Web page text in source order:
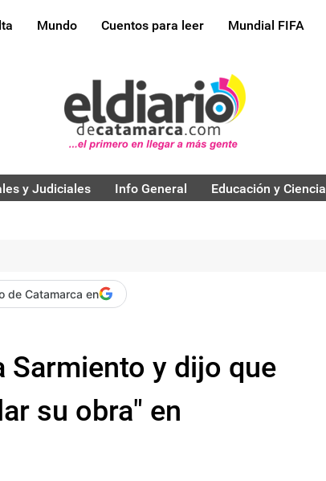
Mundo Cuentos para leer Mundial FIFA
y Judiciales Info General Educación y Ciencia
de Catamarca en
Sarmiento y dijo que
su obra" en